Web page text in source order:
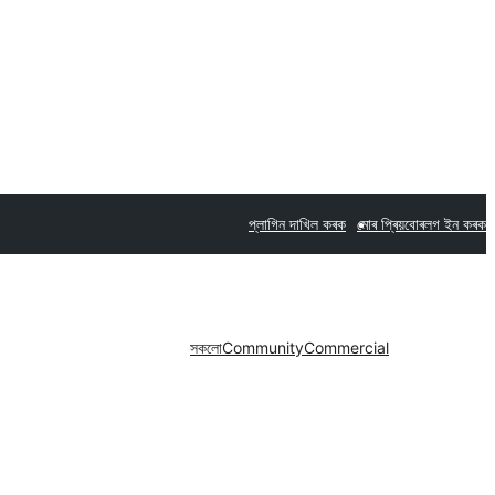
প্লাগিন দাখিল কৰক মোৰ প্ৰিয়বোৰলগ ইন কৰক
সকলোCommunityCommercial